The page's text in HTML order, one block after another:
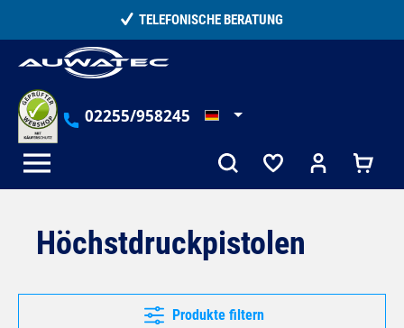
15.000+ ZUFRIEDENE KUNDEN
02255/958245
Höchstdruckpistolen
Produkte filtern